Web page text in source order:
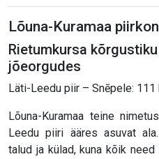
Lõuna-Kuramaa
Rietumkursa
jõeorgudes
Läti-Leedu piir – Snēpele: 111
Lõuna-Kuramaa teine
Leedu piiri ääres asuvat
talud ja külad, kuna kõik